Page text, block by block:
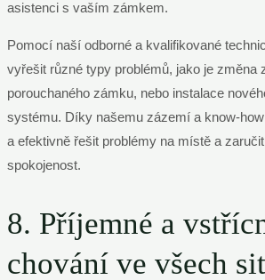
asistenci s vaším zámkem.
Pomocí naší odborné a kvalifikované
vyřešit různé typy problémů, jako je změna
porouchaného zámku, nebo instalace
systému. Díky našemu zázemí a know-
a efektivně řešit problémy na místě a
spokojenost.
8. Příjemné a
chování ve všech